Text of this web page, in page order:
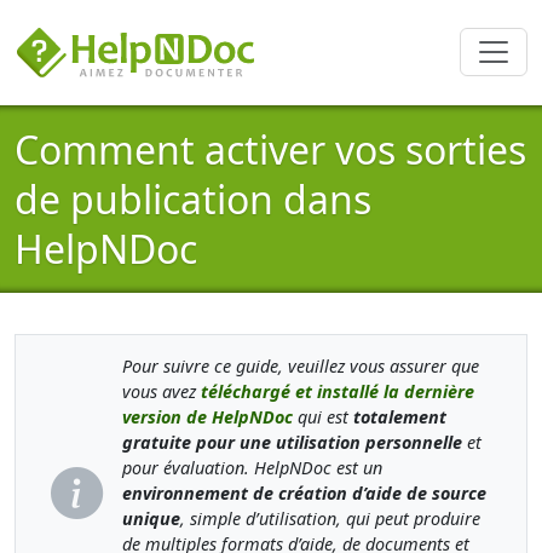
Comment activer vos sorties
de publication dans
HelpNDoc
Pour suivre ce guide, veuillez vous assurer que
vous aveztéléchargé et installé la dernière
version de HelpNDocqui esttotalement
gratuite pour une utilisation personnelleet
pour évaluation. HelpNDoc est un
environnement de création d’aide de source
unique, simple d’utilisation, qui peut produire
de multiples formats d’aide, de documents et